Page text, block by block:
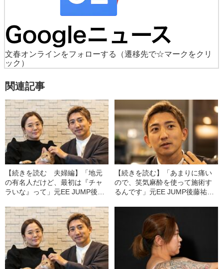
文春オンラインをフォローする
（遷移先で☆マークをクリ
ック）
関連記事
【続きを読む 夫婦編】「地元
の有名人だけど、最初は『チャ
ラいな』って」元EE JUMP後藤
る、付き合ってわかった“意外な
一面”
【続きを読む】「あまりに痛い
ので、笑気麻酔を使って施術す
るんです」元EE JUMP後藤祐樹